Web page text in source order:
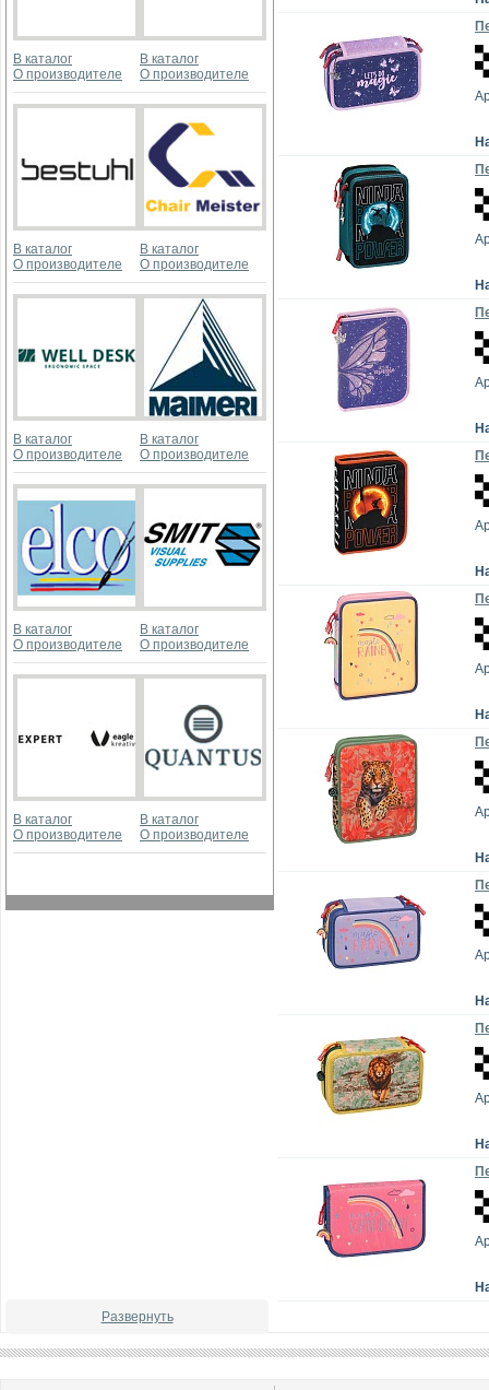
В каталог
О производителе
В каталог
О производителе
В каталог
О производителе
В каталог
О производителе
В каталог
О производителе
В каталог
О производителе
В каталог
О производителе
В каталог
О производителе
В каталог
О производителе
В каталог
О производителе
Развернуть